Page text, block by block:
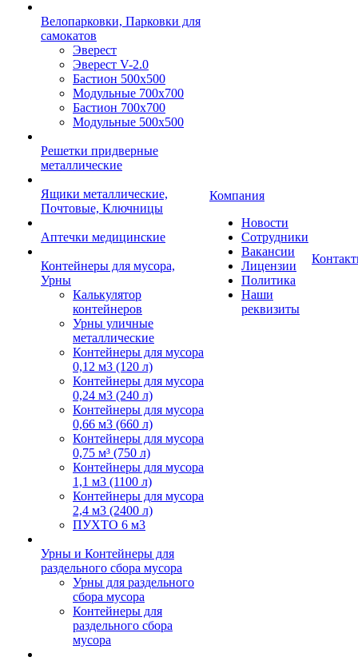
Велопарковки, Парковки для
самокатов
Эверест
Эверест V-2.0
Бастион 500х500
Модульные 700х700
Бастион 700х700
Модульные 500х500
Решетки придверные
металлические
Ящики металлические,
Почтовые, Ключницы
Аптечки медицинские
Контейнеры для мусора,
Урны
Калькулятор
контейнеров
Урны уличные
металлические
Контейнеры для мусора
0,12 м3 (120 л)
Контейнеры для мусора
0,24 м3 (240 л)
Контейнеры для мусора
0,66 м3 (660 л)
Контейнеры для мусора
0,75 м³ (750 л)
Контейнеры для мусора
1,1 м3 (1100 л)
Контейнеры для мусора
2,4 м3 (2400 л)
ПУХТО 6 м3
Урны и Контейнеры для
раздельного сбора мусора
Урны для раздельного
сбора мусора
Контейнеры для
раздельного сбора
мусора
Компания
Новости
Сотрудники
Вакансии
Лицензии
Политика
Наши
реквизиты